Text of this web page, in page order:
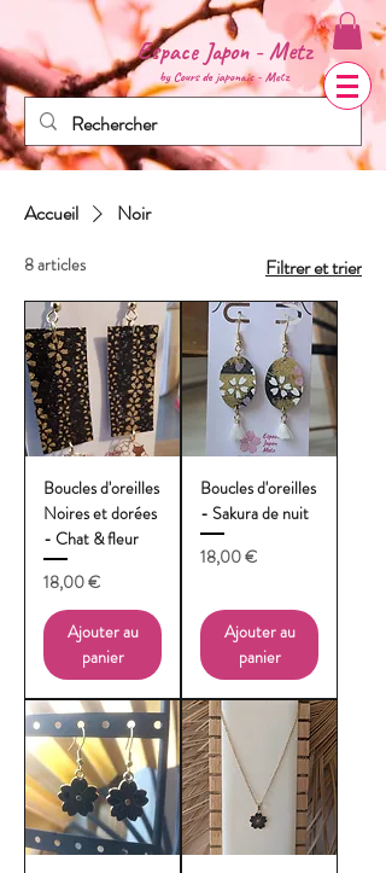
Espace Japon - Metz
by Cours dejaponais - Metz
Accueil Noir
8 articles Filtrer et trier
Boucles d'oreilles
Noires et dorées
- Chat & fleur
Prix
18,00 €
Ajouter au
panier
Boucles d'oreilles
- Sakura de nuit
Prix
18,00 €
Ajouter au
panier